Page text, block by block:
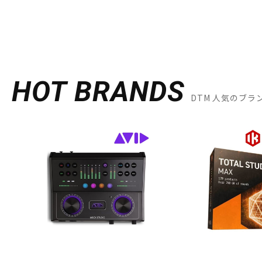
HOT BRANDS DTM 人気のブラ